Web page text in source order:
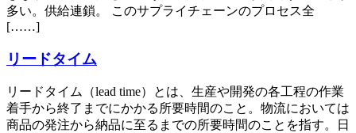
多い。供給連鎖。 このサプライチェーンのプロセス全
[……]
リードタイム
リードタイム（lead time）とは、生産や開発の各工程の作業
着手から終了までにかかる所要時間のこと。物流においては
商品の発注から納品に至るまでの所要時間のことを指す。日